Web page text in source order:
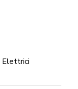
Elettrici